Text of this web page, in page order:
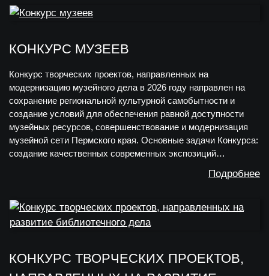
КОНКУРС МУЗЕЕВ
Конкурс творческих проектов, направленных на
модернизацию музейного дела в 2026 году направлен на
сохранение региональной культурной самобытности и
создание условий для обеспечения равной доступности
музейных ресурсов, совершенствование и модернизация
музейной сети Пермского края. Основные задачи Конкурса:
создание качественных современных экспозиций…
Подробнее
КОНКУРС ТВОРЧЕСКИХ ПРОЕКТОВ,